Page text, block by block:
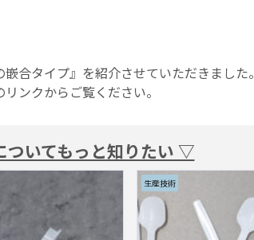
合タイプ』を紹介させていただきました。
ンクからご覧ください。
いてもっと知りたい ▽
生産技術